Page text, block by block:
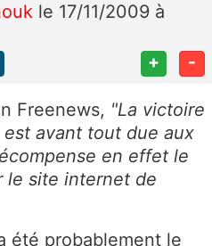
le 17/11/2009 à
+ -
Freenews, "La victoire
avant tout due aux
en effet le
le site internet de
été probablement le